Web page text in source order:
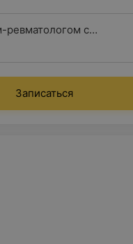
ревматологом с
Записаться